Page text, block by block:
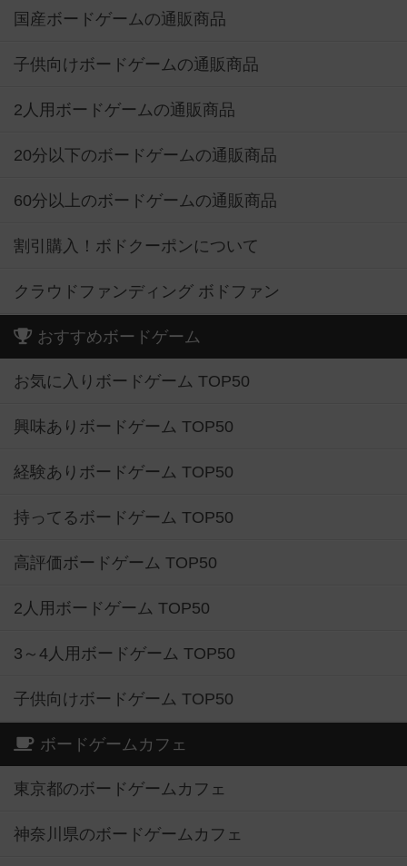
国産ボードゲームの通販商品
子供向けボードゲームの通販商品
2人用ボードゲームの通販商品
20分以下のボードゲームの通販商品
60分以上のボードゲームの通販商品
割引購入！ボドクーポンについて
クラウドファンディング ボドファン
おすすめボードゲーム
お気に入りボードゲーム TOP50
興味ありボードゲーム TOP50
経験ありボードゲーム TOP50
持ってるボードゲーム TOP50
高評価ボードゲーム TOP50
2人用ボードゲーム TOP50
3～4人用ボードゲーム TOP50
子供向けボードゲーム TOP50
ボードゲームカフェ
東京都のボードゲームカフェ
神奈川県のボードゲームカフェ